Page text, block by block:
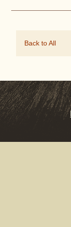
Back to All